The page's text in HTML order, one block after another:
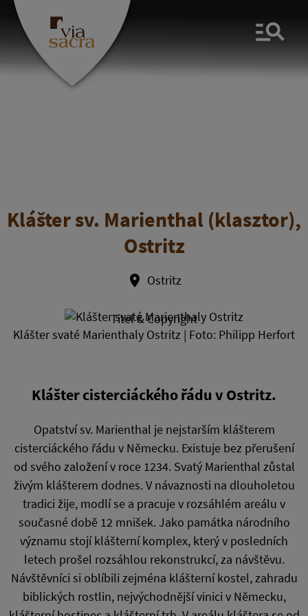
Klášter sv. Marienthal (klasztor),
Ostritz
Ostritz
Titel & Copyright
Klášter svaté Marienthaly Ostritz | Foto: Philipp Herfort
Klášter cisterciáckého řádu v Ostritz.
Opatství sv. Marienthal je nejstarším klášterem
cisterciáckého řádu v Německu. Existuje bez přerušení
od svého založení v roce 1234. Svatý Marienthal zůstal
živým klášterem dodnes. V návaznosti na dlouholetou
tradici žije, modlí se a pracuje v rozsáhlém areálu v
současné době 12 mnišek. Jako památka národního
významu stojí klášterní komplex, který v posledních
letech prošel rozsáhlou rekonstrukcí, za návštěvu.
Návštěvníci si oblíbili zejména klášterní kostel, zahradu
biblických rostlin, nejvýchodnější vinici v Německu,